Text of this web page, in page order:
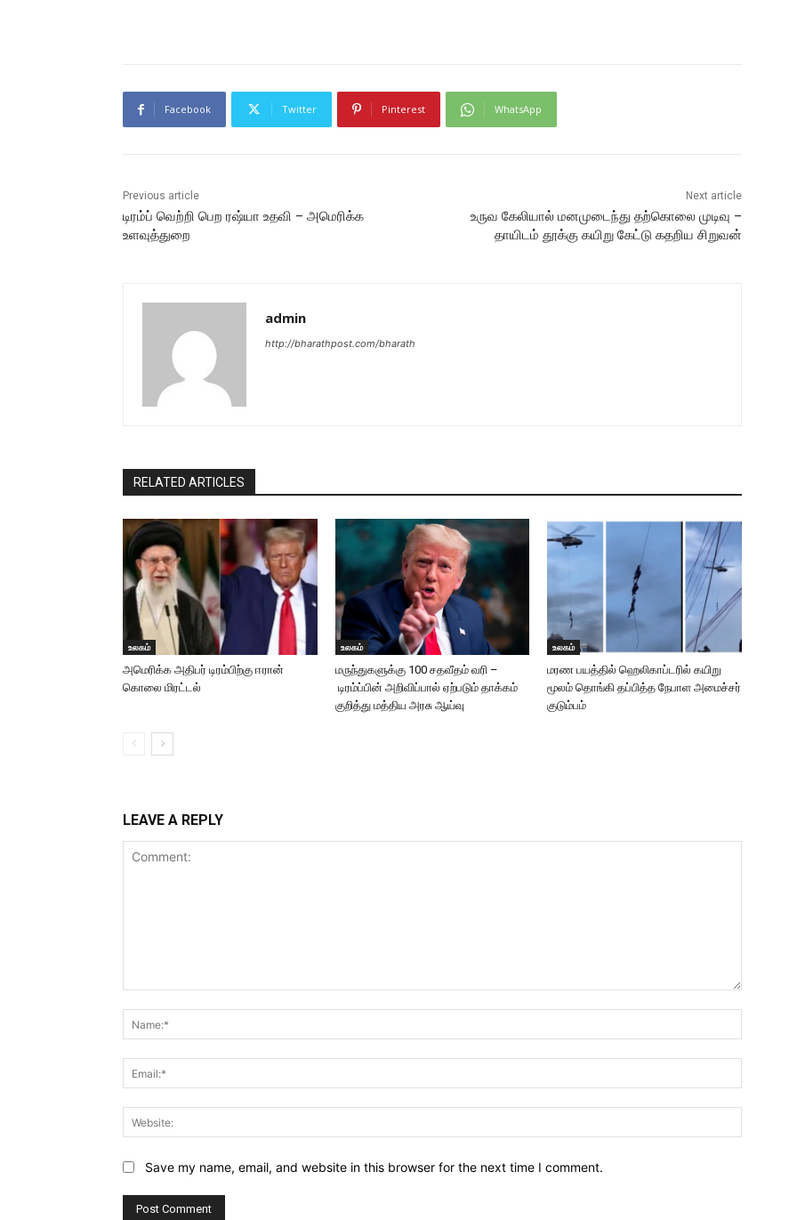
Facebook Twitter Pinterest WhatsApp
Previous article
டிரம்ப் வெற்றி பெற ரஷ்யா உதவி – அமெரிக்க
உளவுத்துறை
Next article
உருவ கேலியால் மனமுடைந்து தற்கொலை முடிவு –
தாயிடம் தூக்கு கயிறு கேட்டு கதறிய சிறுவன்
admin
http://bharathpost.com/bharath
RELATED ARTICLES
உலகம்
அமெரிக்க அதிபர் டிரம்பிற்கு ஈரான்
கொலை மிரட்டல்
உலகம்
மருந்துகளுக்கு 100 சதவீதம் வரி –
டிரம்ப்பின் அறிவிப்பால் ஏற்படும் தாக்கம்
குறித்து மத்திய அரசு ஆய்வு
உலகம்
மரண பயத்தில் ஹெலிகாப்டரில் கயிறு
மூலம் தொங்கி தப்பித்த நேபாள அமைச்சர்
குடும்பம்
LEAVE A REPLY
Save my name, email, and website in this browser for the next time I comment.